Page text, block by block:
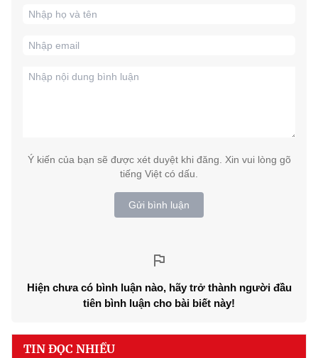
Ý kiến của bạn sẽ được xét duyệt khi đăng. Xin vui lòng gõ
tiếng Việt có dấu.
Gửi bình luận
Hiện chưa có bình luận nào, hãy trở thành người đầu
tiên bình luận cho bài biết này!
TIN ĐỌC NHIỀU